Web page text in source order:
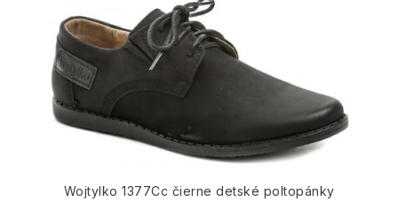
Wojtylko 1377Cc čierne detské poltopánky